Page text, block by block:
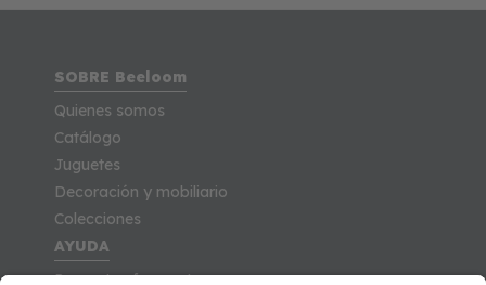
SOBRE Beeloom
Quienes somos
Catálogo
Juguetes
Decoración y mobiliario
Colecciones
AYUDA
Preguntas frecuentes